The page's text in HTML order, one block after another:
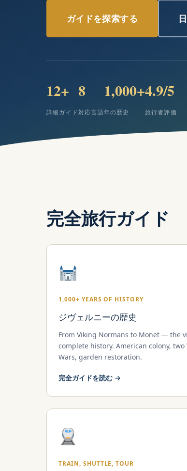
ガイドを探索する
12+
詳細ガイド
8
対応言語
1,000+
年の歴史
4.9/5
旅行者評価
完全旅行ガイド
1,000+ YEARS OF HISTORY
ジヴェルニーの歴史
From Viking Normans to Monet — the
complete history. American colony, two
Wars, garden restoration.
完全ガイドを読む →
TRAIN, SHUTTLE, TOUR